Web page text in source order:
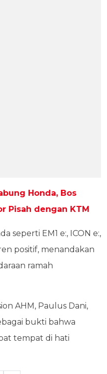
Honda, Bos
Pisah dengan KTM
seperti EM1 e:, ICON e:,
positif, menandakan
ramah
AHM, Paulus Dani,
bukti bahwa
tempat di hati